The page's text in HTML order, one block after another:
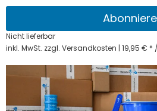
Nicht lieferbar
inkl. MwSt. zzgl. Versandkosten | 19,95 € *